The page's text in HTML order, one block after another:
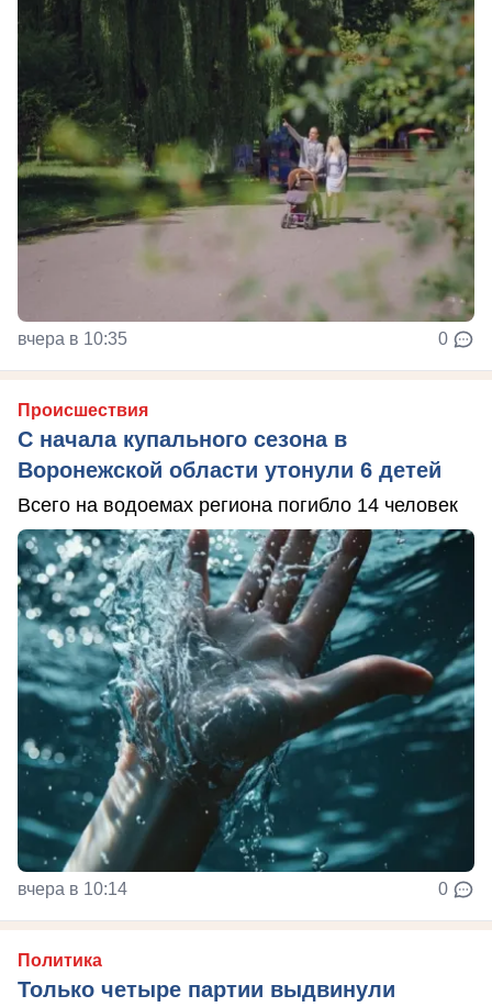
вчера в 10:35 0
Происшествия
С начала купального сезона в
Воронежской области утонули 6 детей
Всего на водоемах региона погибло 14 человек
вчера в 10:14 0
Политика
Только четыре партии выдвинули